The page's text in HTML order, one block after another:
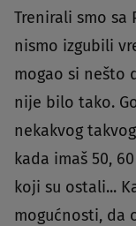
Trenirali smo sa
nismo izgubili
mogao si nešto
nije bilo tako.
nekakvog
kada imaš 50,
koji su ostali...
mogućnosti, da